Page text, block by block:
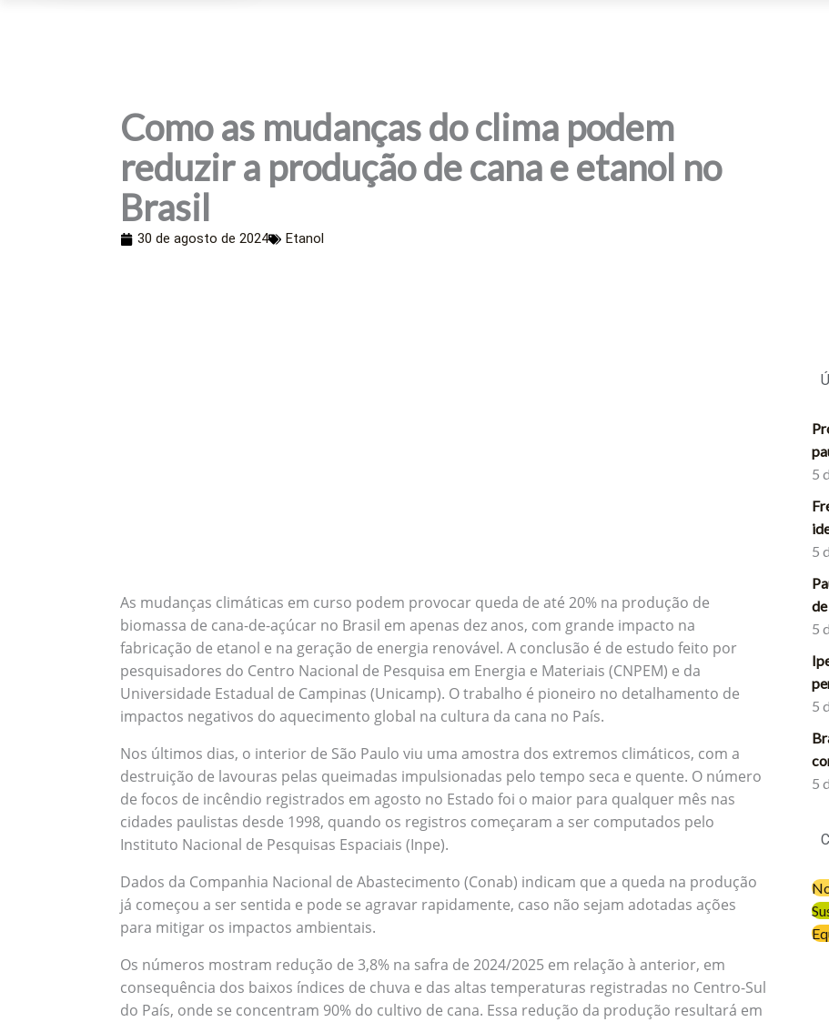
Como as mudanças do clima podem
reduzir a produção de cana e etanol no
Brasil
30 de agosto de 2024 Etanol
As mudanças climáticas em curso podem provocar queda de até 20% na produção de
biomassa de cana-de-açúcar no Brasil em apenas dez anos, com grande impacto na
fabricação de etanol e na geração de energia renovável. A conclusão é de estudo feito por
pesquisadores do Centro Nacional de Pesquisa em Energia e Materiais (CNPEM) e da
Universidade Estadual de Campinas (Unicamp). O trabalho é pioneiro no detalhamento de
impactos negativos do aquecimento global na cultura da cana no País.
Nos últimos dias, o interior de São Paulo viu uma amostra dos extremos climáticos, com a
destruição de lavouras pelas queimadas impulsionadas pelo tempo seca e quente. O número
de focos de incêndio registrados em agosto no Estado foi o maior para qualquer mês nas
cidades paulistas desde 1998, quando os registros começaram a ser computados pelo
Instituto Nacional de Pesquisas Espaciais (Inpe).
Dados da Companhia Nacional de Abastecimento (Conab) indicam que a queda na produção
já começou a ser sentida e pode se agravar rapidamente, caso não sejam adotadas ações
para mitigar os impactos ambientais.
Os números mostram redução de 3,8% na safra de 2024/2025 em relação à anterior, em
consequência dos baixos índices de chuva e das altas temperaturas registradas no Centro-Sul
do País, onde se concentram 90% do cultivo de cana. Essa redução da produção resultará em
5
5
5
5
5